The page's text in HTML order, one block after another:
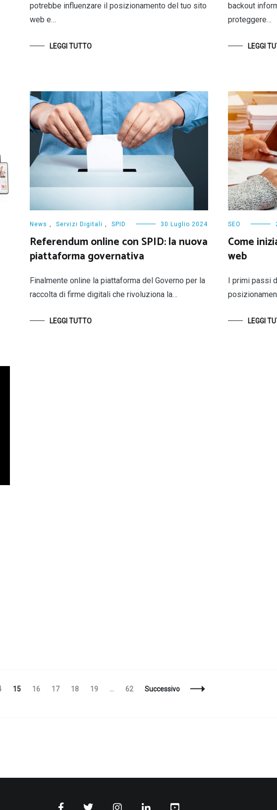
potrebbe influenzare il posizionamento del tuo sito
web e…
LEGGI TUTTO
backout
proteggere…
LEGGI
News , Servizi Digitali , SPID 30 Luglio 2024
Referendum online con SPID: la nuova
piattaforma governativa
Finalmente online la piattaforma del Governo per la
raccolta di firme digitali che rivoluziona la…
LEGGI TUTTO
SEO
Come
web
I primi passi
LEGGI
Pagina
15 Pagina
16 Pagina
17 Pagina
18 Pagina
19 … Pagina
62 Successivo